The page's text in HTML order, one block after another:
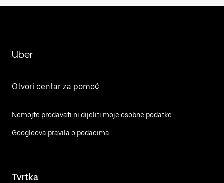
Uber
Otvori centar za pomoć
Nemojte prodavati ni dijeliti moje osobne podatke
Googleova pravila o podacima
Tvrtka